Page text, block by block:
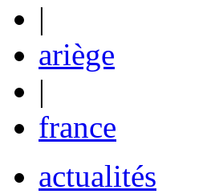
|
ariège
|
france
actualités